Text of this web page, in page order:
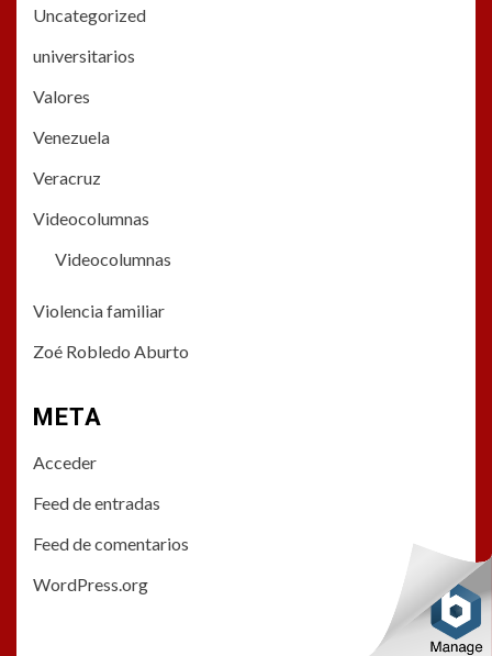
Uncategorized
universitarios
Valores
Venezuela
Veracruz
Videocolumnas
Videocolumnas
Violencia familiar
Zoé Robledo Aburto
META
Acceder
Feed de entradas
Feed de comentarios
WordPress.org